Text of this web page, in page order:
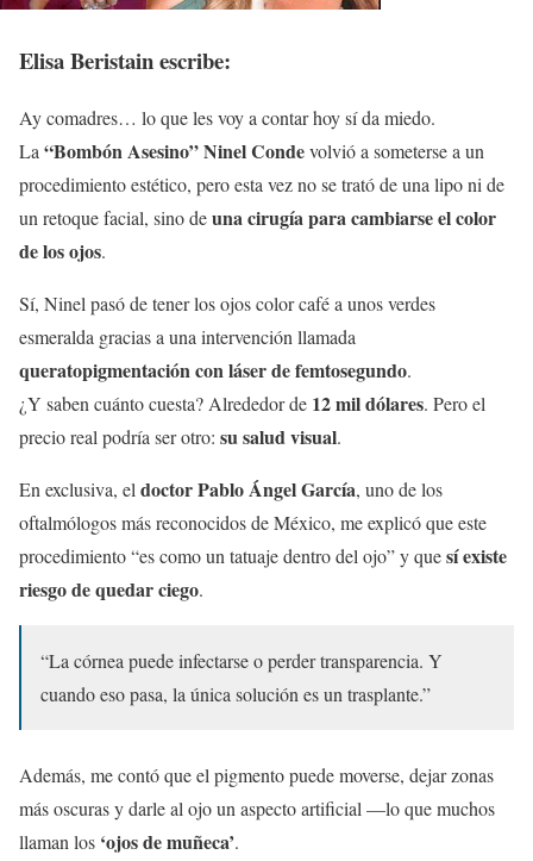
Elisa Beristain escribe:
Ay comadres… lo que les voy a contar hoy sí da miedo.
La“Bombón Asesino” Ninel Condevolvió a someterse a un
procedimiento estético, pero esta vez no se trató de una lipo ni de
un retoque facial, sino deuna cirugía para cambiarse el color
de los ojos.
Sí, Ninel pasó de tener los ojos color café a unos verdes
esmeralda gracias a una intervención llamada
queratopigmentación con láser de femtosegundo.
¿Y saben cuánto cuesta? Alrededor de 12 mil dólares. Pero el
precio real podría ser otro: su salud visual.
En exclusiva, eldoctor Pablo Ángel García, uno de los
oftalmólogos más reconocidos de México, me explicó que este
procedimiento “es como un tatuaje dentro del ojo” y quesí existe
riesgo de quedar ciego.
“La córnea puede infectarse o perder transparencia. Y
cuando eso pasa, la única solución es un trasplante.”
Además, me contó que el pigmento puede moverse, dejar zonas
más oscuras y darle al ojo un aspecto artificial —lo que muchos
llaman los ‘ojos de muñeca’.